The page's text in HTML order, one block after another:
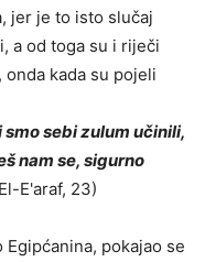
jer je to isto slučaj
a od toga su i riječi
kada su pojeli
smo sebi zulum učinili,
nam se, sigurno
E'araf, 23)
pokajao se